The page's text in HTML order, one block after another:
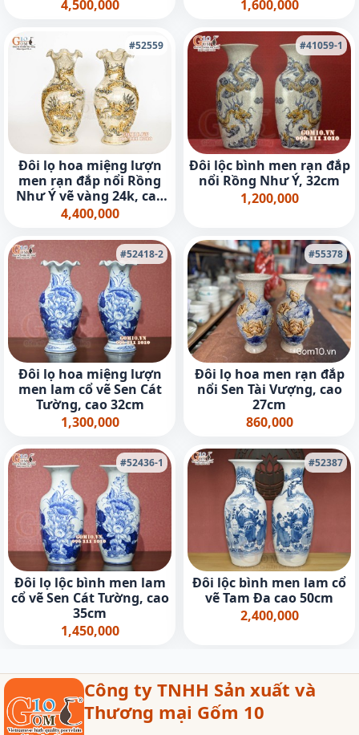
4,500,000
1,600,000
#52559
Đôi lọ hoa miệng lượn
men rạn đắp nổi Rồng
Như Ý vẽ vàng 24k, cao
26cm
4,400,000
#41059-1
Đôi lộc bình men rạn đắp
nổi Rồng Như Ý, 32cm
1,200,000
#52418-2
Đôi lọ hoa miệng lượn
men lam cổ vẽ Sen Cát
Tường, cao 32cm
1,300,000
#55378
Đôi lọ hoa men rạn đắp
nổi Sen Tài Vượng, cao
27cm
860,000
#52436-1
Đôi lọ lộc bình men lam
cổ vẽ Sen Cát Tường, cao
35cm
1,450,000
#52387
Đôi lộc bình men lam cổ
vẽ Tam Đa cao 50cm
2,400,000
Công ty TNHH Sản xuất và
Thương mại Gốm 10